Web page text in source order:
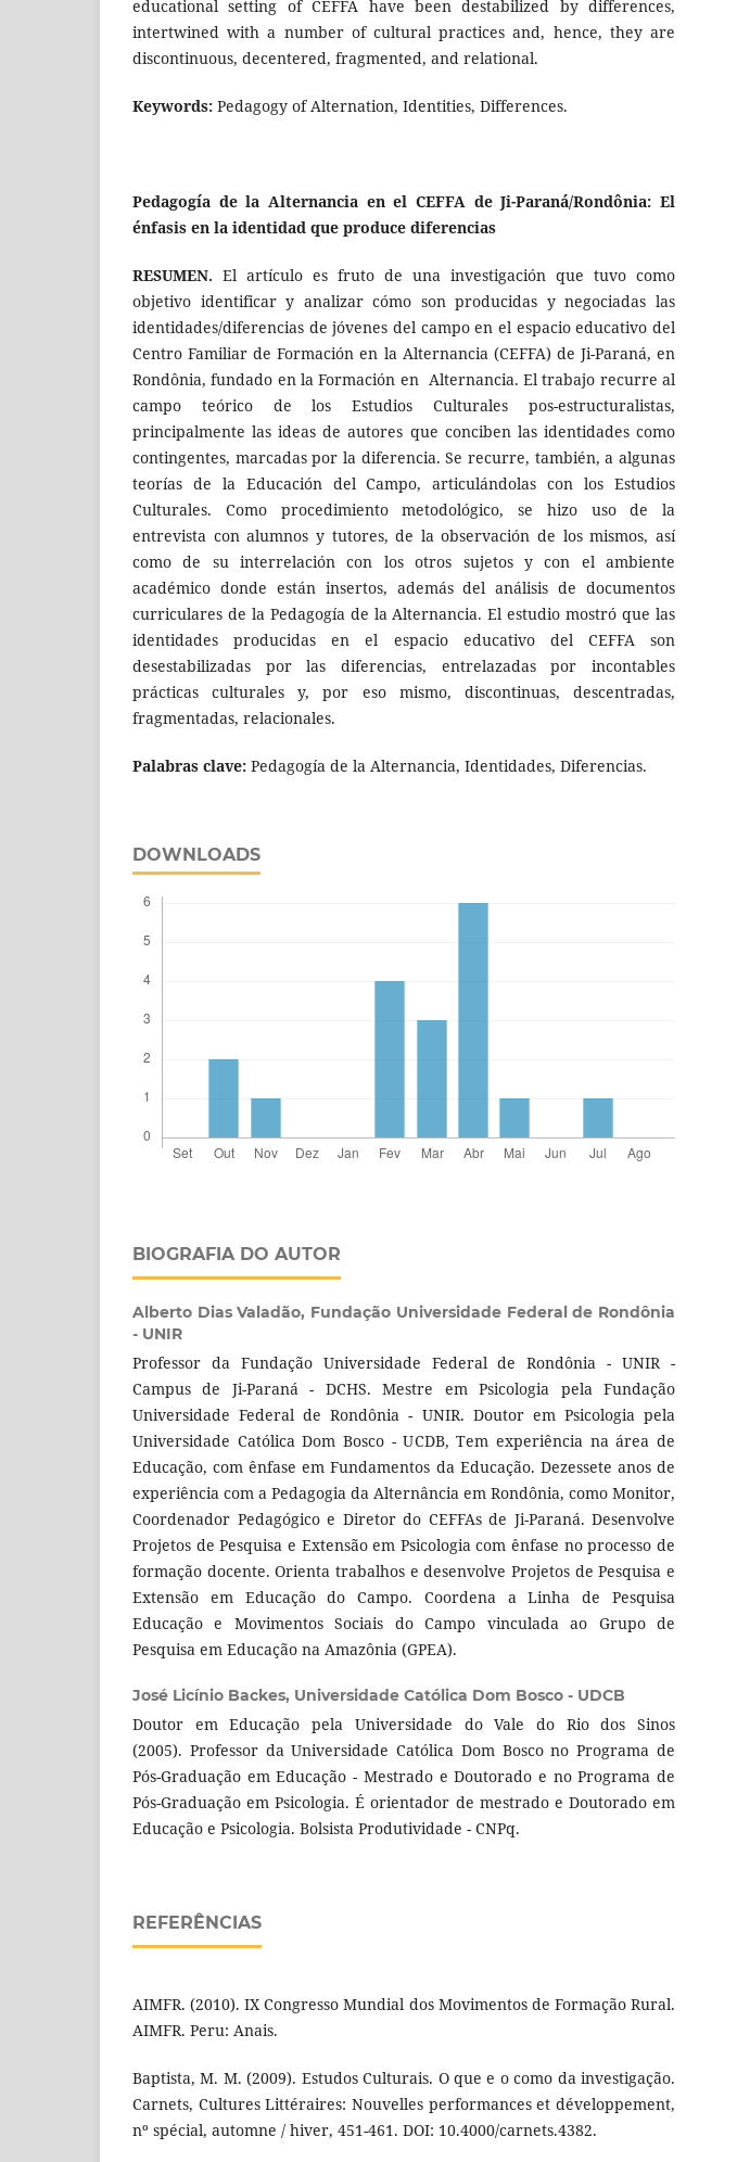
educational setting of CEFFA have been destabilized by differences,
intertwined with a number of cultural practices and, hence, they are
discontinuous, decentered, fragmented, and relational.
Keywords: Pedagogy of Alternation, Identities, Differences.
Pedagogía de la Alternancia en el CEFFA de Ji-Paraná/Rondônia: El
énfasis en la identidad que produce diferencias
RESUMEN. El artículo es fruto de una investigación que tuvo como
objetivo identificar y analizar cómo son producidas y negociadas las
identidades/diferencias de jóvenes del campo en el espacio educativo del
Centro Familiar de Formación en la Alternancia (CEFFA) de Ji-Paraná, en
Rondônia, fundado en la Formación en Alternancia. El trabajo recurre al
campo teórico de los Estudios Culturales pos-estructuralistas,
principalmente las ideas de autores que conciben las identidades como
contingentes, marcadas por la diferencia. Se recurre, también, a algunas
teorías de la Educación del Campo, articulándolas con los Estudios
Culturales. Como procedimiento metodológico, se hizo uso de la
entrevista con alumnos y tutores, de la observación de los mismos, así
como de su interrelación con los otros sujetos y con el ambiente
académico donde están insertos, además del análisis de documentos
curriculares de la Pedagogía de la Alternancia. El estudio mostró que las
identidades producidas en el espacio educativo del CEFFA son
desestabilizadas por las diferencias, entrelazadas por incontables
prácticas culturales y, por eso mismo, discontinuas, descentradas,
fragmentadas, relacionales.
Palabras clave: Pedagogía de la Alternancia, Identidades, Diferencias.
DOWNLOADS
BIOGRAFIA DO AUTOR
Alberto Dias Valadão, Fundação Universidade Federal de Rondônia
- UNIR
Professor da Fundação Universidade Federal de Rondônia - UNIR -
Campus de Ji-Paraná - DCHS. Mestre em Psicologia pela Fundação
Universidade Federal de Rondônia - UNIR. Doutor em Psicologia pela
Universidade Católica Dom Bosco - UCDB, Tem experiência na área de
Educação, com ênfase em Fundamentos da Educação. Dezessete anos de
experiência com a Pedagogia da Alternância em Rondônia, como Monitor,
Coordenador Pedagógico e Diretor do CEFFAs de Ji-Paraná. Desenvolve
Projetos de Pesquisa e Extensão em Psicologia com ênfase no processo de
formação docente. Orienta trabalhos e desenvolve Projetos de Pesquisa e
Extensão em Educação do Campo. Coordena a Linha de Pesquisa
Educação e Movimentos Sociais do Campo vinculada ao Grupo de
Pesquisa em Educação na Amazônia (GPEA).
José Licínio Backes, Universidade Católica Dom Bosco - UDCB
Doutor em Educação pela Universidade do Vale do Rio dos Sinos
(2005). Professor da Universidade Católica Dom Bosco no Programa de
Pós-Graduação em Educação - Mestrado e Doutorado e no Programa de
Pós-Graduação em Psicologia. É orientador de mestrado e Doutorado em
Educação e Psicologia. Bolsista Produtividade - CNPq.
REFERÊNCIAS
AIMFR. (2010). IX Congresso Mundial dos Movimentos de Formação Rural.
AIMFR. Peru: Anais.
Baptista, M. M. (2009). Estudos Culturais. O que e o como da investigação.
Carnets, Cultures Littéraires: Nouvelles performances et développement,
nº spécial, automne / hiver, 451-461. DOI: 10.4000/carnets.4382.